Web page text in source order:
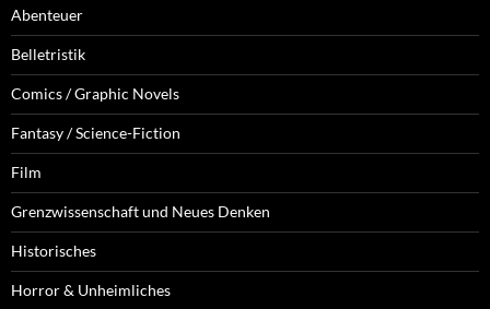
Abenteuer
Belletristik
Comics / Graphic Novels
Fantasy / Science-Fiction
Film
Grenzwissenschaft und Neues Denken
Historisches
Horror & Unheimliches